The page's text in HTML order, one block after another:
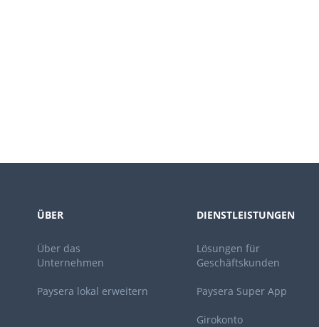
ÜBER
Über das
Unternehmen
Paysera lokal erweitern
DIENSTLEISTUNGEN
Lösungen für
Geschäftskunden
Paysera Super App
Girokonto